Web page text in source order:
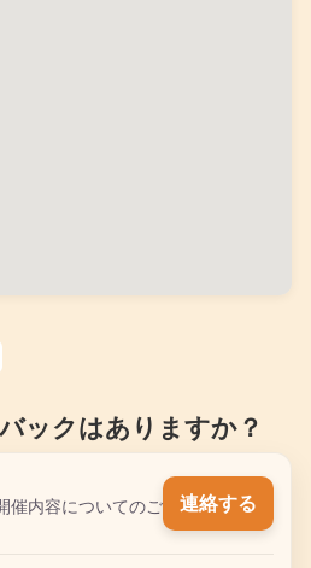
ックはありますか？
催内容についてのご
連絡する